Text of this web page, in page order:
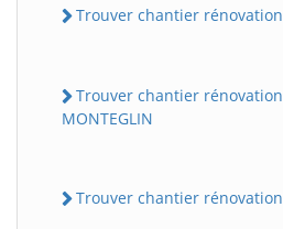
Trouver chantier rénovation
Trouver chantier rénovation
MONTEGLIN
Trouver chantier rénovation